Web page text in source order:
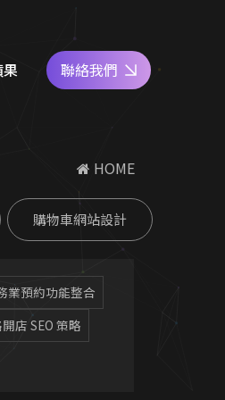
聯絡我們
HOME
購物車網站設計
業預約功能整合
店 SEO 策略